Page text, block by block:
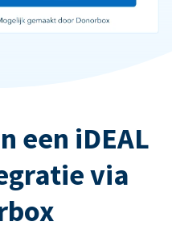
een iDEAL
via